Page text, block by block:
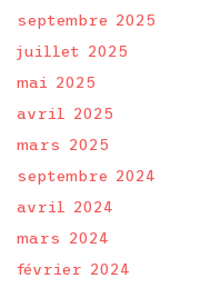
septembre 2025
juillet 2025
mai 2025
avril 2025
mars 2025
septembre 2024
avril 2024
mars 2024
février 2024